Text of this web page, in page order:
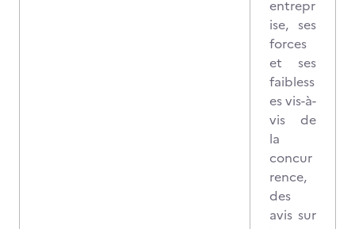
entrepr
ise, ses
forces
et ses
faibless
es vis-à-
vis de
la
concur
rence,
des
avis sur